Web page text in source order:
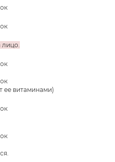
лицо.
ее витаминами)